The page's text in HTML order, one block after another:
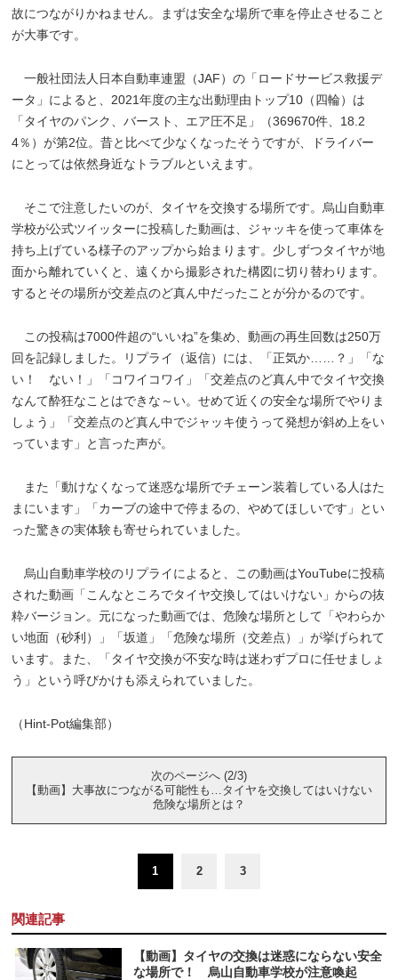
故につながりかねません。まずは安全な場所で車を停止させること
が大事です。
一般社団法人日本自動車連盟（JAF）の「ロードサービス救援デ
ータ」によると、2021年度の主な出動理由トップ10（四輪）は
「タイヤのパンク、バースト、エア圧不足」（369670件、18.2
4％）が第2位。昔と比べて少なくなったそうですが、ドライバー
にとっては依然身近なトラブルといえます。
そこで注意したいのが、タイヤを交換する場所です。烏山自動車
学校が公式ツイッターに投稿した動画は、ジャッキを使って車体を
持ち上げている様子のアップから始まります。少しずつタイヤが地
面から離れていくと、遠くから撮影された構図に切り替わります。
するとその場所が交差点のど真ん中だったことが分かるのです。
この投稿は7000件超の“いいね”を集め、動画の再生回数は250万
回を記録しました。リプライ（返信）には、「正気か……？」「な
い！ ない！」「コワイコワイ」「交差点のど真ん中でタイヤ交換
なんて酔狂なことはできな～い。せめて近くの安全な場所でやりま
しょう」「交差点のど真ん中でジャッキ使うって発想が斜め上をい
っています」と言った声が。
また「動けなくなって迷惑な場所でチェーン装着している人はた
まにいます」「カーブの途中で停まるの、やめてほしいです」とい
った驚きの実体験も寄せられていました。
烏山自動車学校のリプライによると、この動画はYouTubeに投稿
された動画「こんなところでタイヤ交換してはいけない」からの抜
粋バージョン。元になった動画では、危険な場所として「やわらか
い地面（砂利）」「坂道」「危険な場所（交差点）」が挙げられて
います。また、「タイヤ交換が不安な時は迷わずプロに任せましょ
う」という呼びかけも添えられていました。
（Hint-Pot編集部）
次のページへ (2/3)
【動画】大事故につながる可能性も…タイヤを交換してはいけない
危険な場所とは？
1 2 3
関連記事
【動画】タイヤの交換は迷惑にならない安全
な場所で！ 烏山自動車学校が注意喚起